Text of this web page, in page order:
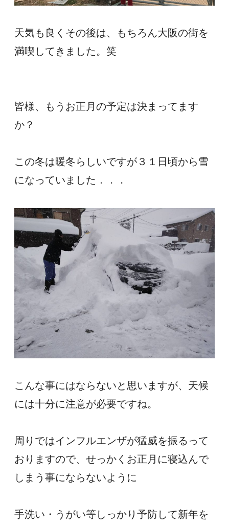
天気も良くその後は、もちろん大阪の街を
満喫してきました。笑
皆様、もうお正月の予定は決まってます
か？
この冬は暖冬らしいですが３１日頃から雪
になっていました．．．
こんな事にはならないと思いますが、天候
には十分に注意が必要ですね。
周りではインフルエンザが猛威を振るって
おりますので、せっかくお正月に寝込んで
しまう事にならないように
手洗い・うがい等しっかり予防して新年を